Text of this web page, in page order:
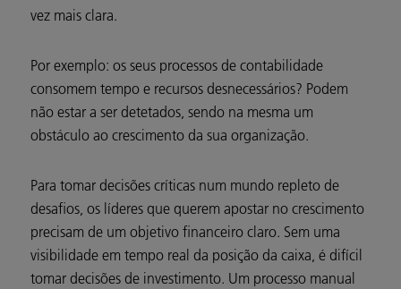
vez mais clara.
Por exemplo: os seus processos de contabilidade
consomem tempo e recursos desnecessários? Podem
não estar a ser detetados, sendo na mesma um
obstáculo ao crescimento da sua organização.
Para tomar decisões críticas num mundo repleto de
desafios, os líderes que querem apostar no crescimento
precisam de um objetivo financeiro claro. Sem uma
visibilidade em tempo real da posição da caixa, é difícil
tomar decisões de investimento. Um processo manual